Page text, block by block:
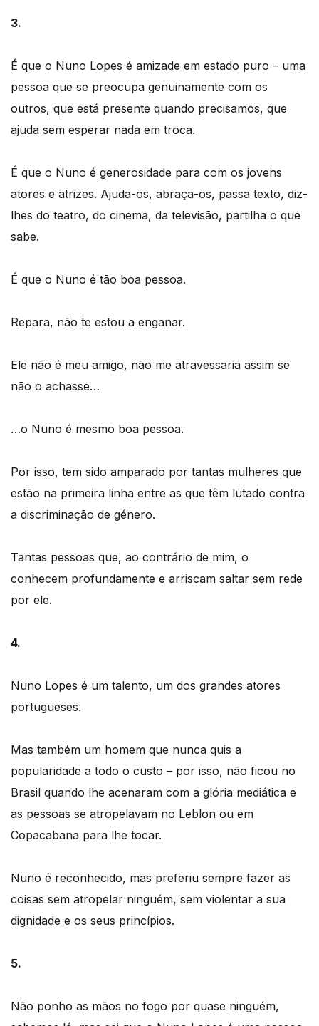
3.
É que o Nuno Lopes é amizade em estado puro – uma
pessoa que se preocupa genuinamente com os
outros, que está presente quando precisamos, que
ajuda sem esperar nada em troca.
É que o Nuno é generosidade para com os jovens
atores e atrizes. Ajuda-os, abraça-os, passa texto, diz-
lhes do teatro, do cinema, da televisão, partilha o que
sabe.
É que o Nuno é tão boa pessoa.
Repara, não te estou a enganar.
Ele não é meu amigo, não me atravessaria assim se
não o achasse…
…o Nuno é mesmo boa pessoa.
Por isso, tem sido amparado por tantas mulheres que
estão na primeira linha entre as que têm lutado contra
a discriminação de género.
Tantas pessoas que, ao contrário de mim, o
conhecem profundamente e arriscam saltar sem rede
por ele.
4.
Nuno Lopes é um talento, um dos grandes atores
portugueses.
Mas também um homem que nunca quis a
popularidade a todo o custo – por isso, não ficou no
Brasil quando lhe acenaram com a glória mediática e
as pessoas se atropelavam no Leblon ou em
Copacabana para lhe tocar.
Nuno é reconhecido, mas preferiu sempre fazer as
coisas sem atropelar ninguém, sem violentar a sua
dignidade e os seus princípios.
5.
Não ponho as mãos no fogo por quase ninguém,